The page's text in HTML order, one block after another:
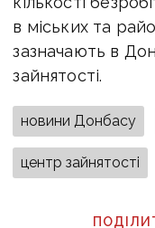
в міських та
зазначають в
зайнятості.
новини Донбасу
центр зайнятості